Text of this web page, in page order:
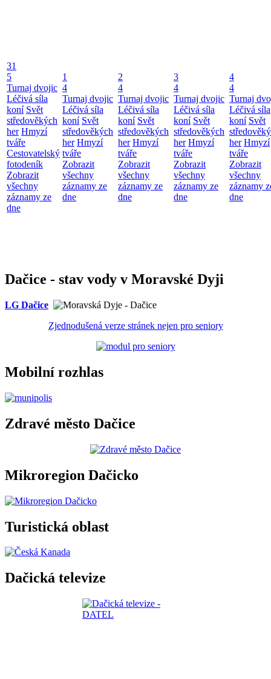
31
5
Turnaj dvojic
Léčivá síla
koní Svět
středověkých
her Hmyzí
tváře
Cestovatelský
fotodeník
Zobrazit
všechny
záznamy ze
dne
1
4
Turnaj dvojic
Léčivá síla
koní Svět
středověkých
her Hmyzí
tváře
Zobrazit
všechny
záznamy ze
dne
2
4
Turnaj dvojic
Léčivá síla
koní Svět
středověkých
her Hmyzí
tváře
Zobrazit
všechny
záznamy ze
dne
3
4
Turnaj dvojic
Léčivá síla
koní Svět
středověkých
her Hmyzí
tváře
Zobrazit
všechny
záznamy ze
dne
4
4
Turnaj
Léčivá síla
koní Svět
her Hmyzí
tváře
Zobrazit
všechny
záznamy
dne
Dačice - stav vody v Moravské Dyji
LG Dačice
Zjednodušená verze stránek nejen pro seniory
Mobilní rozhlas
Zdravé město Dačice
Mikroregion Dačicko
Turistická oblast
Dačická televize